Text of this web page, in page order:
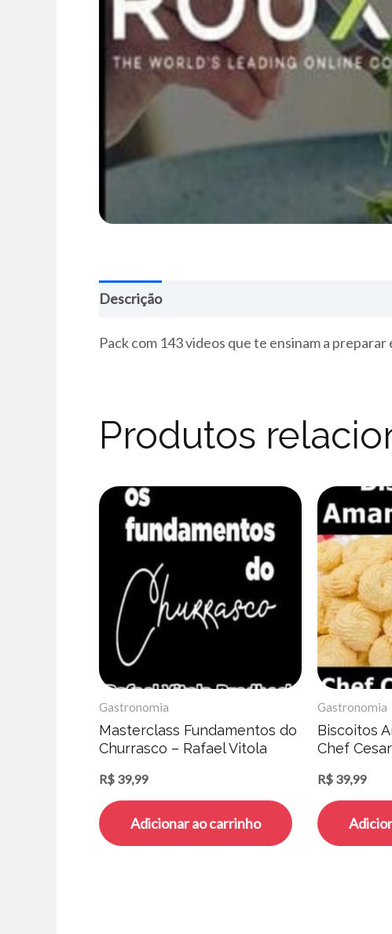
Descrição
Pack com 143 videos que te ensinam a preparar
Produtos
Gastronomia
Masterclass Fundamentos do
Churrasco – Rafael Vitola
R$ 39,99
Adicionar ao carrinho
Gastronomia
Biscoitos
Chef
R$ 39,99